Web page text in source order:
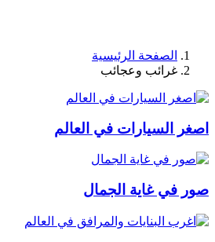
الصفحة الرئيسية
غرائب وعجائب
اصغر السيارات في العالم
صور في غاية الجمال